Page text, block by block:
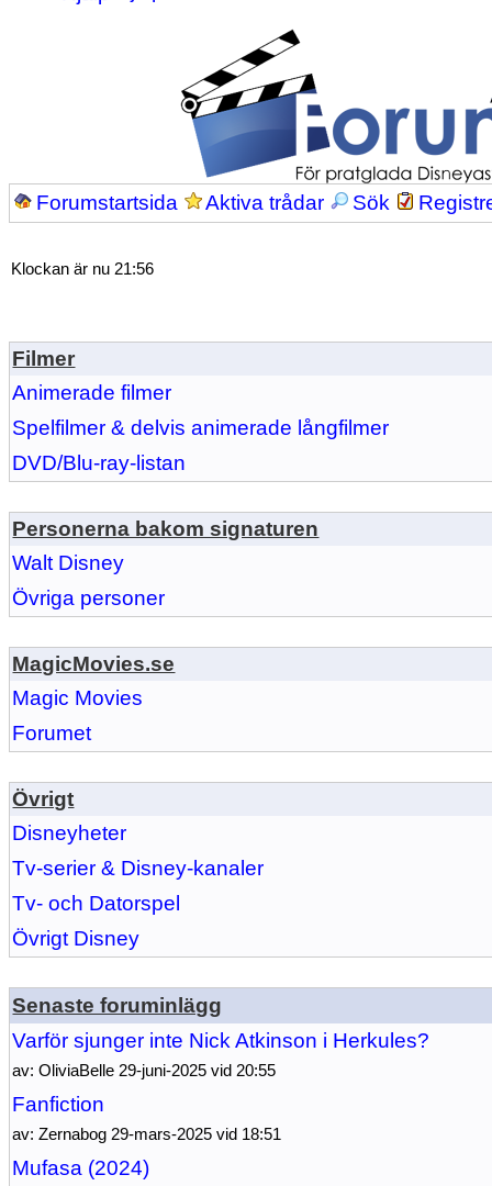
Forumstartsida Aktiva trådar Sök
Klockan är nu 21:56
Filmer
Animerade filmer
Spelfilmer & delvis animerade långfilmer
DVD/Blu-ray-listan
Personerna bakom signaturen
Walt Disney
Övriga personer
MagicMovies.se
Magic Movies
Forumet
Övrigt
Disneyheter
Tv-serier & Disney-kanaler
Tv- och Datorspel
Övrigt Disney
Senaste foruminlägg
Varför sjunger inte Nick Atkinson i Herkules?
av: OliviaBelle 29-juni-2025 vid 20:55
Fanfiction
av: Zernabog 29-mars-2025 vid 18:51
Mufasa (2024)